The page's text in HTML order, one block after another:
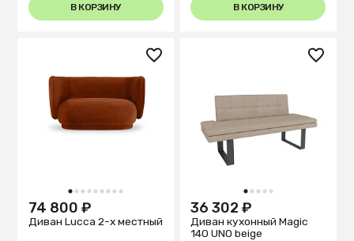
В КОРЗИНУ В КОРЗИНУ
1 2 3 4 5 6 7 8 9
74 800 ₽
Диван Lucca 2-х местный
1 2 3 4 5
36 302 ₽
Диван кухонный Magiс
140 UNO beige